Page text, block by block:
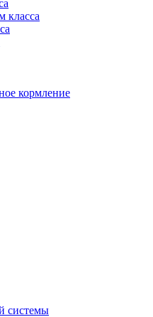
класса
кормление
системы